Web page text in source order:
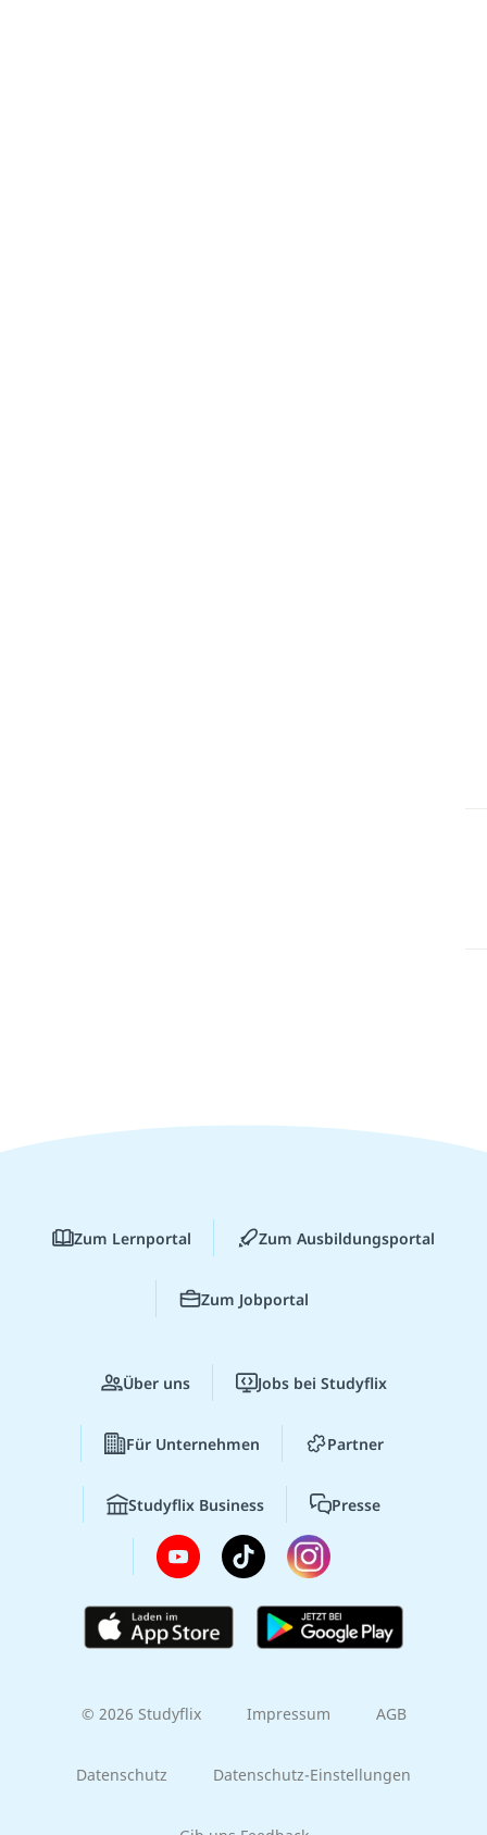
Zum Lernportal Zum Ausbildungsportal
Zum Jobportal
Über uns Jobs bei Studyflix
Für Unternehmen Partner
Studyflix Business Presse
© 2026 Studyflix Impressum AGB
Datenschutz Datenschutz-Einstellungen